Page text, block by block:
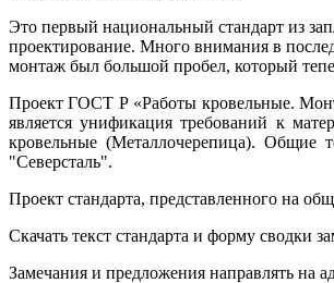
Это первый национальный стандарт из
проектирование. Много внимания в
монтаж был большой пробел, который
Проект ГОСТ Р «Работы кровельные.
является унификация требований к
кровельные (Металлочерепица). Общие
"Северсталь".
Проект стандарта, представленного на
Скачать текст стандарта и форму сводки
Замечания и предложения направлять на